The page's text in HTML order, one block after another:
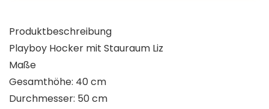
Produktbeschreibung
Playboy Hocker mit Stauraum Liz
Maße
Gesamthöhe: 40 cm
Durchmesser: 50 cm